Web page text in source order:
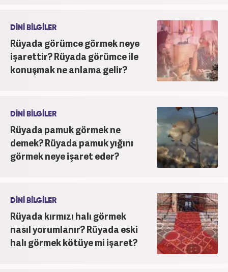
DİNİ BİLGİLER
Rüyada görümce görmek neye
işarettir? Rüyada görümce ile
konuşmak ne anlama gelir?
DİNİ BİLGİLER
Rüyada pamuk görmek ne
demek? Rüyada pamuk yığını
görmek neye işaret eder?
DİNİ BİLGİLER
Rüyada kırmızı halı görmek
nasıl yorumlanır? Rüyada eski
halı görmek kötüye mi işaret?